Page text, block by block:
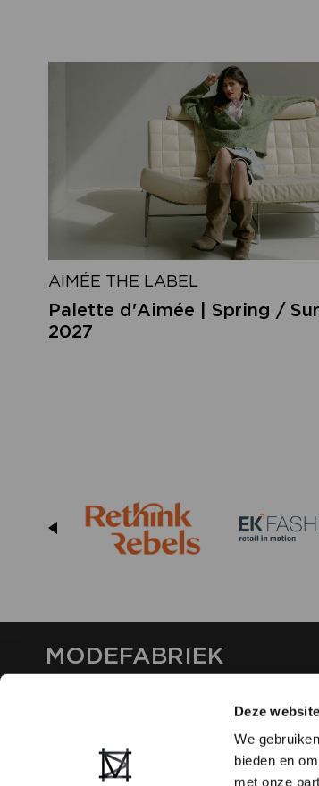
Deze
We
bieden en
met onze
AIMÉE THE LABEL
Palette d'Aimée | Spring /
2027
MODEFABRIEK